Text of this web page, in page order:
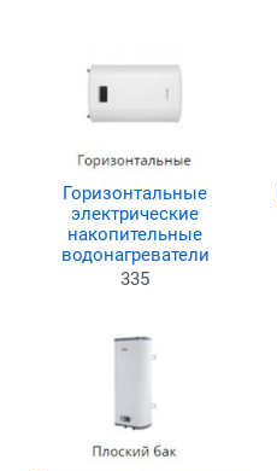
Горизонтальные
электрические
накопительные
водонагреватели
335